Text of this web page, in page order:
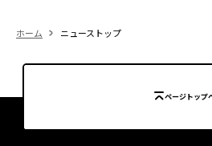
ホーム ニューストップ
ページトップ